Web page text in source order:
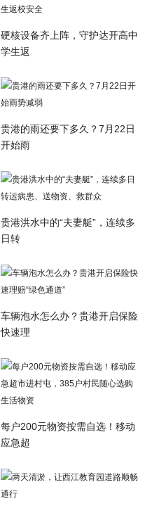
硬核设备齐上阵，守护达开高中
学生返
贵港的雨还要下多久？7月22日
开始雨
贵港洪水中的“夫妻艇”，连续多
日转
车辆泡水怎么办？贵港开启保险
快速理
每户200元物资按需自选！移动
应急超